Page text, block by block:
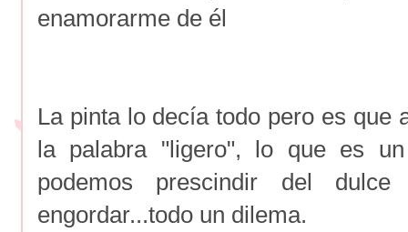
enamorarme de él
La pinta lo decía todo pero es que
la palabra "ligero", lo que es
podemos prescindir del dulce
engordar...todo un dilema.